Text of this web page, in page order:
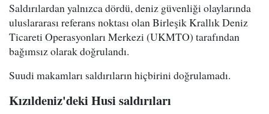
Saldırılardan yalnızca dördü, deniz güvenliği olaylarında
uluslararası referans noktası olan Birleşik Krallık Deniz
Ticareti Operasyonları Merkezi (UKMTO) tarafından
bağımsız olarak doğrulandı.
Suudi makamları saldırıların hiçbirini doğrulamadı.
Kızıldeniz'deki Husi saldırıları